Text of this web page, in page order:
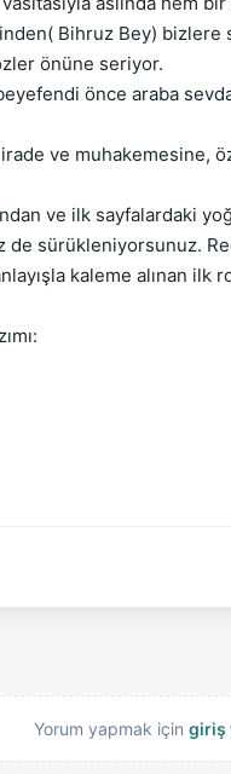
Bihruz Bey) bizlere
önüne seriyor.
önce araba
ve muhakemesine,
ve ilk sayfalardaki
de sürükleniyorsunuz.
kaleme alınan ilk
Yorum yapmak için giriş